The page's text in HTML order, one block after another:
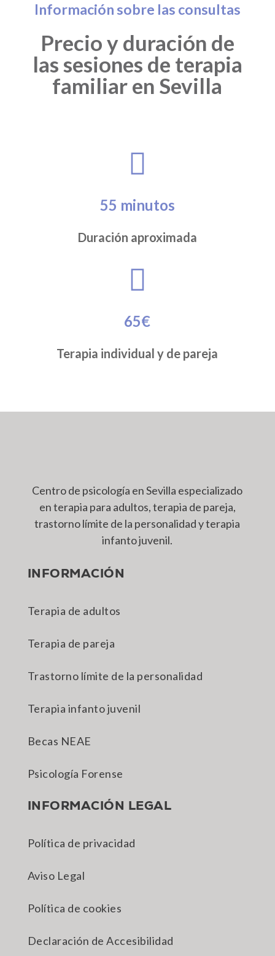
Información sobre las consultas
Precio y duración de
las sesiones de terapia
familiar en Sevilla

55 minutos
Duración aproximada

65€
Terapia individual y de pareja
Centro de psicología en Sevilla especializado
en terapia para adultos, terapia de pareja,
trastorno límite de la personalidad y terapia
infanto juvenil.
INFORMACIÓN
Terapia de adultos
Terapia de pareja
Trastorno límite de la personalidad
Terapia infanto juvenil
Becas NEAE
Psicología Forense
INFORMACIÓN LEGAL
Política de privacidad
Aviso Legal
Política de cookies
Declaración de Accesibilidad